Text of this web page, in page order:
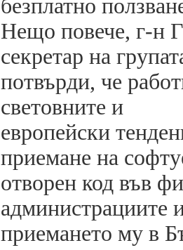
безплатно
Нещо повече, г-н
секретар на
потвърди, че
световните и
европейски
приемане на
отворен код във
администрациите
приемането му в